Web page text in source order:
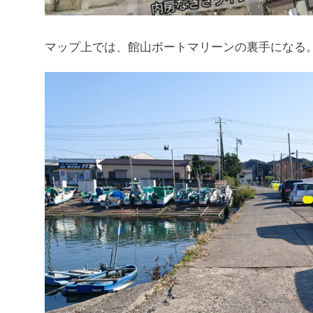
マップ上では、館山ボートマリーンの裏手になる